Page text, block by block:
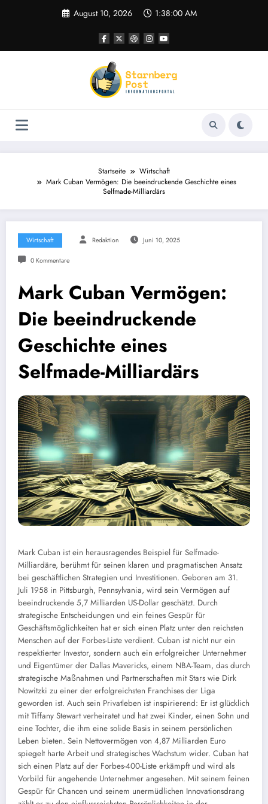
August 10, 2026 1:38:01 AM
Startseite
Wirtschaft
Mark Cuban Vermögen: Die beeindruckende Geschichte eines
Selfmade-Milliardärs
Wirtschaft Redaktion Juni 10, 2025
0 Kommentare
Mark Cuban Vermögen:
Die beeindruckende
Geschichte eines
Selfmade-Milliardärs
Mark Cuban ist ein herausragendes Beispiel für Selfmade-
Milliardäre, berühmt für seinen klaren und pragmatischen Ansatz
bei geschäftlichen Strategien und Investitionen. Geboren am 31.
Juli 1958 in Pittsburgh, Pennsylvania, wird sein Vermögen auf
beeindruckende 5,7 Milliarden US-Dollar geschätzt. Durch
strategische Entscheidungen und ein feines Gespür für
Geschäftsmöglichkeiten hat er sich einen Platz unter den reichsten
Menschen auf der Forbes-Liste verdient. Cuban ist nicht nur ein
respektierter Investor, sondern auch ein erfolgreicher Unternehmer
und Eigentümer der Dallas Mavericks, einem NBA-Team, das durch
strategische Maßnahmen und Partnerschaften mit Stars wie Dirk
Nowitzki zu einer der erfolgreichsten Franchises der Liga
geworden ist. Auch sein Privatleben ist inspirierend: Er ist glücklich
mit Tiffany Stewart verheiratet und hat zwei Kinder, einen Sohn und
eine Tochter, die ihm eine solide Basis in seinem persönlichen
Leben bieten. Sein Nettovermögen von 4,87 Milliarden Euro
spiegelt harte Arbeit und strategisches Wachstum wider. Cuban hat
sich einen Platz auf der Forbes-400-Liste erkämpft und wird als
Vorbild für angehende Unternehmer angesehen. Mit seinem feinen
Gespür für Chancen und seinem unermüdlichen Innovationsdrang